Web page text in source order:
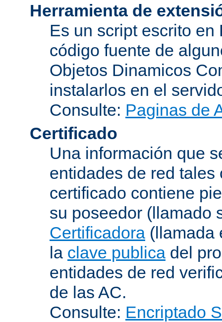
Herramienta de
Es un script escrito
código fuente de
Objetos Dinamicos
instalarlos en el
Consulte: Paginas de
Certificado
Una información que
entidades de red
certificado contiene
su poseedor (llamado
Certificadora (llamada
la clave publica del
entidades de red
de las AC.
Consulte: Encriptado